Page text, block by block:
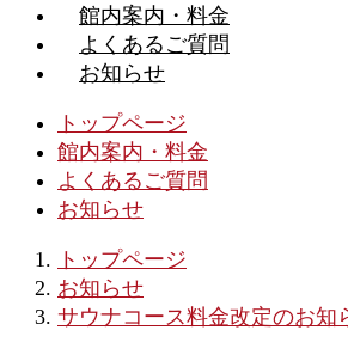
館内案内・料金
よくあるご質問
お知らせ
トップページ
館内案内・料金
よくあるご質問
お知らせ
トップページ
お知らせ
サウナコース料金改定のお知